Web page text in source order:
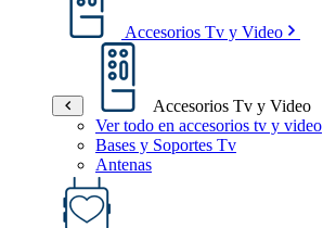
Accesorios Tv y Video
Accesorios Tv y Video
Ver todo en accesorios tv y video
Bases y Soportes Tv
Antenas